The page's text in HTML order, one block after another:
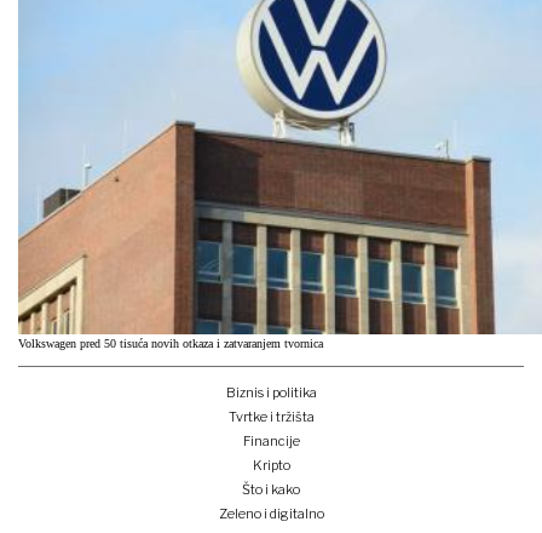
Volkswagen pred 50 tisuća novih otkaza i zatvaranjem tvornica
Biznis i politika
Tvrtke i tržišta
Financije
Kripto
Što i kako
Zeleno i digitalno